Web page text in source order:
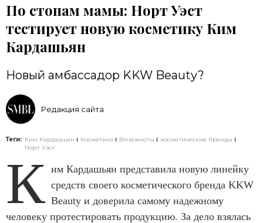
По стопам мамы: Норт Уэст
тестирует новую косметику Ким
Кардашьян
Новый амбассадор KKW Beauty?
Редакция сайта
Теги: Ким Кардашьян Косметика Визажисты
косметические бренды
Норт Уэст
К им Кардашьян представила новую линейку
средств своего косметического бренда KKW
Beauty и доверила самому надежному
человеку протестировать продукцию. За дело взялась